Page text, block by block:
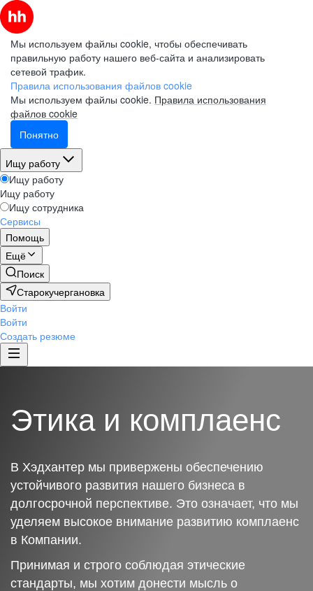
Мы используем файлы cookie, чтобы обеспечивать
правильную работу нашего веб-сайта и анализировать
сетевой трафик.
Правила использования файлов cookie
Мы используем файлы cookie. Правила использования
файлов cookie
Понятно
Ищу работу
Ищу работу
Ищу работу
Ищу сотрудника
Сервисы
Помощь
Ещё
Поиск
Старокучергановка
Войти
Войти
Создать резюме
Этика и комплаенс
В Хэдхантер мы привержены обеспечению
устойчивого развития нашего бизнеса в
долгосрочной перспективе. Это означает, что мы
уделяем высокое внимание развитию комплаенс
в Компании.
Принимая и строго соблюдая этические
стандарты, мы хотим донести мысль о